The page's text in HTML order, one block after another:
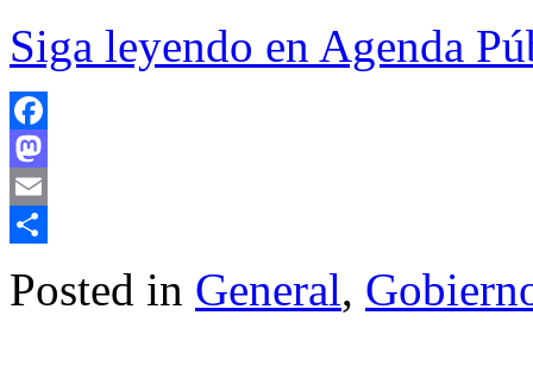
Siga leyendo en Agenda
Facebook
Mastodon
Email
Posted in General,